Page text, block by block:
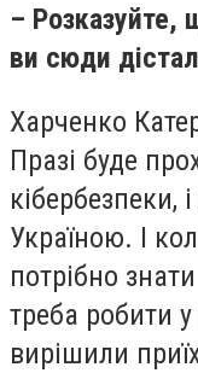
–
ви сюди
Харченко
Празі буде
кібербезпеки,
Україною. І
потрібно
треба робити
вирішили